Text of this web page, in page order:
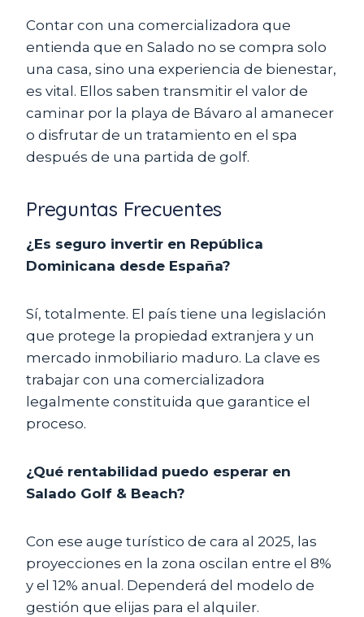
Contar con una comercializadora que
entienda que en Salado no se compra solo
una casa, sino una experiencia de bienestar,
es vital. Ellos saben transmitir el valor de
caminar por la playa de Bávaro al amanecer
o disfrutar de un tratamiento en el spa
después de una partida de golf.
Preguntas Frecuentes
¿Es seguro invertir en República
Dominicana desde España?
Sí, totalmente. El país tiene una legislación
que protege la propiedad extranjera y un
mercado inmobiliario maduro. La clave es
trabajar con una comercializadora
legalmente constituida que garantice el
proceso.
¿Qué rentabilidad puedo esperar en
Salado Golf & Beach?
Con ese auge turístico de cara al 2025, las
proyecciones en la zona oscilan entre el 8%
y el 12% anual. Dependerá del modelo de
gestión que elijas para el alquiler.